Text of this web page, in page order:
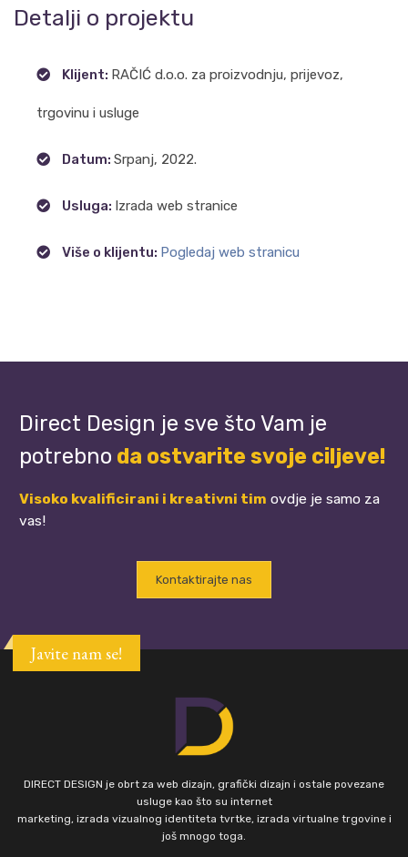
Detalji o projektu
Klijent: RAČIĆ d.o.o. za proizvodnju, prijevoz,
trgovinu i usluge
Datum: Srpanj, 2022.
Usluga: Izrada web stranice
Više o klijentu: Pogledaj web stranicu
Direct Design je sve što Vam je
potrebno da ostvarite svoje ciljeve!
Visoko kvalificirani i kreativni tim ovdje je samo za
vas!
Kontaktirajte nas
Javite nam se!
DIRECT DESIGN je obrt za web dizajn, grafički dizajn i ostale povezane
usluge kao što su internet
marketing, izrada vizualnog identiteta tvrtke, izrada virtualne trgovine i
još mnogo toga.